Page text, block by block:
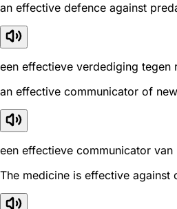
an effective defence against
een effectieve verdediging tegen
an effective communicator of
een effectieve communicator van
The medicine is effective against